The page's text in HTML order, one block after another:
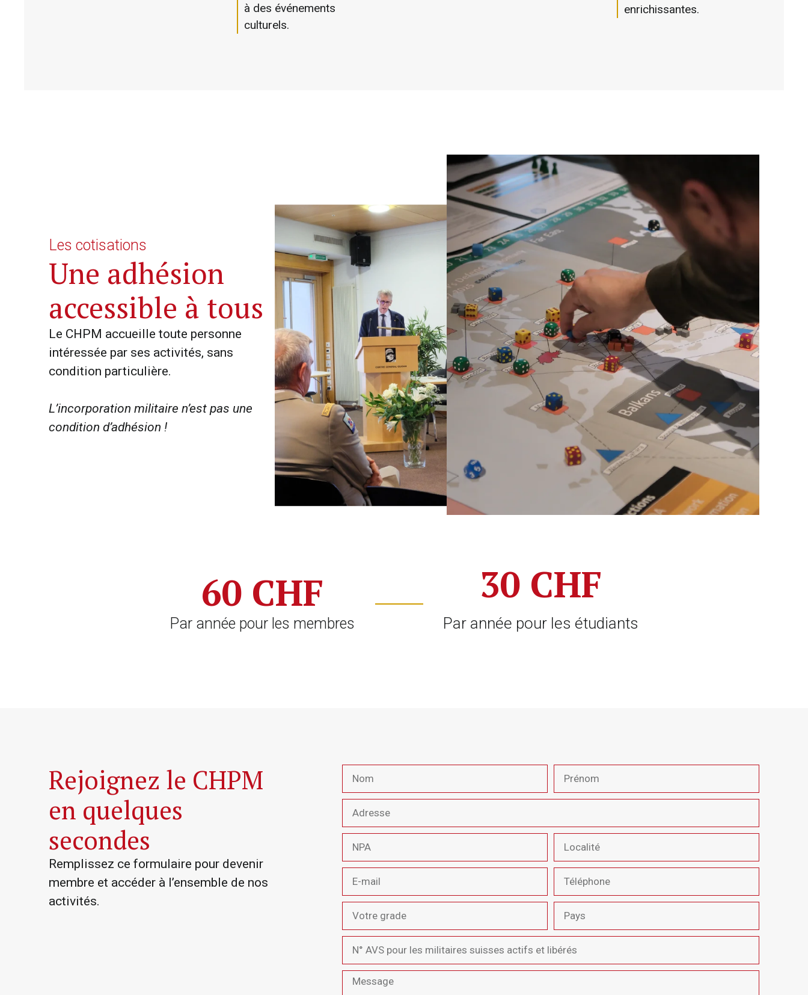
à des événements
culturels.
enrichissantes.
Les cotisations
Une adhésion
accessible à tous
Le CHPM accueille toute personne
intéressée par ses activités, sans
condition particulière.
L’incorporation militaire n’est pas une
condition d’adhésion !
Par année pour les membres
60 CHF
Par année pour les étudiants
30 CHF
Rejoignez le CHPM
en quelques
secondes
Remplissez ce formulaire pour devenir
membre et accéder à l’ensemble de nos
activités.